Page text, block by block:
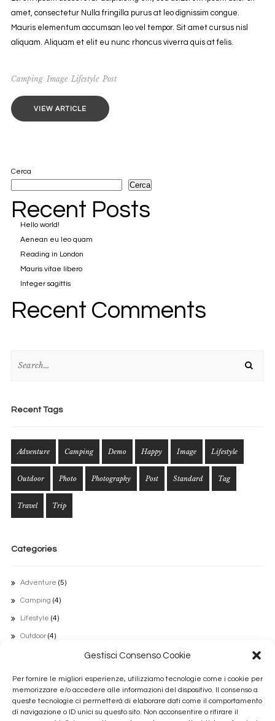
Gestisci Consenso Cookie
Per fornire le migliori esperienze, utilizziamo tecnologie come i cookie per
memorizzare e/o accedere alle informazioni del dispositivo. Il consenso a
queste tecnologie ci permetterà di elaborare dati come il comportamento
di navigazione o ID unici su questo sito. Non acconsentire o ritirare il
amet, consectetur Nulla fringilla purus at leo dignissim congue.
Mauris elementum accumsan leo vel tempor. Sit amet cursus nisl
aliquam. Aliquam et elit eu nunc rhoncus viverra quis at felis.
Camping Image Lifestyle Post
VIEW ARTICLE
Cerca
Cerca
Recent Posts
Hello world!
Aenean eu leo quam
Reading in London
Mauris vitae libero
Integer sagittis
Recent Comments
Recent Tags
Adventure Camping Demo Happy Image Lifestyle
Outdoor Photo Photography Post Standard Tag
Travel Trip
Categories
Adventure (5)
Camping (4)
Lifestyle (4)
Outdoor(4)
Archivi